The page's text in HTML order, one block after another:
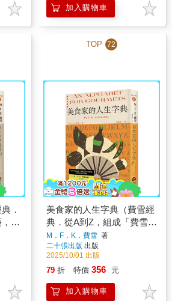
加入購物車
．
首
TOP 72
美食家的人生字典（費雪經
典．從A到Z，組成「費雪」
的飲食關鍵字）
M．F．K．費雪 著
二十張出版 出版
2025/10/01 出版
79 折 特價 356 元
加入購物車